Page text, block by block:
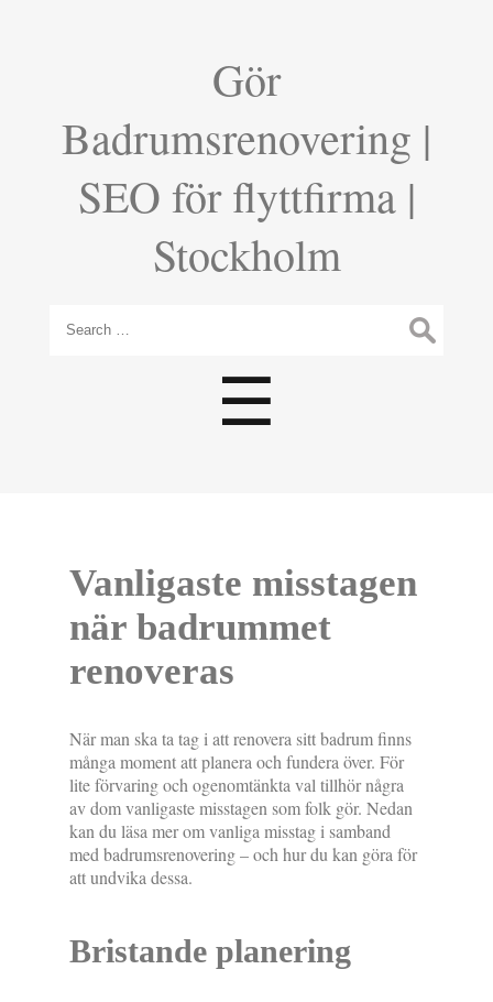
Gör
Badrumsrenovering |
SEO för flyttfirma |
Stockholm
for:
☰
Vanligaste misstagen
när badrummet
renoveras
När man ska ta tag i att renovera sitt badrum finns
många moment att planera och fundera över. För
lite förvaring och ogenomtänkta val tillhör några
av dom vanligaste misstagen som folk gör. Nedan
kan du läsa mer om vanliga misstag i samband
med badrumsrenovering – och hur du kan göra för
att undvika dessa.
Bristande planering